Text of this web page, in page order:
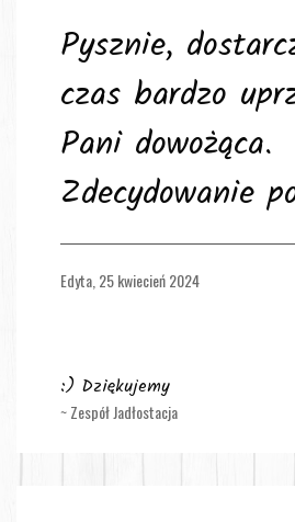
Pysznie,
czas bardzo
Pani dowożąca.
Zdecydowanie
Edyta,25 kwiecień 2024
:) Dziękujemy
~ Zespół Jadłostacja